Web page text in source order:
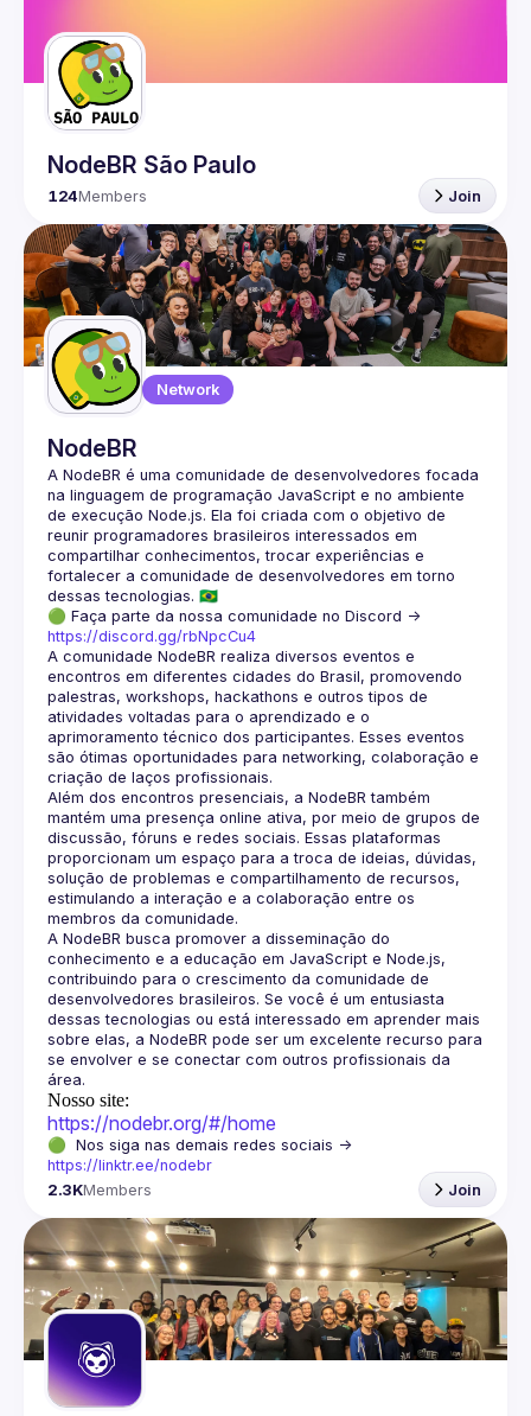
NodeBR São Paulo
124Members Join
Network
NodeBR
A NodeBR é uma comunidade de desenvolvedores focada
na linguagem de programação JavaScript e no ambiente
de execução Node.js. Ela foi criada com o objetivo de
reunir programadores brasileiros interessados em
compartilhar conhecimentos, trocar experiências e
fortalecer a comunidade de desenvolvedores em torno
🟢 Faça parte da nossa comunidade no Discord ->
https://discord.gg/rbNpcCu4
A comunidade NodeBR realiza diversos eventos e
encontros em diferentes cidades do Brasil, promovendo
palestras, workshops, hackathons e outros tipos de
atividades voltadas para o aprendizado e o
aprimoramento técnico dos participantes. Esses eventos
são ótimas oportunidades para networking, colaboração e
Além dos encontros presenciais, a NodeBR também
mantém uma presença online ativa, por meio de grupos de
discussão, fóruns e redes sociais. Essas plataformas
proporcionam um espaço para a troca de ideias, dúvidas,
solução de problemas e compartilhamento de recursos,
estimulando a interação e a colaboração entre os
A NodeBR busca promover a disseminação do
conhecimento e a educação em JavaScript e Node.js,
contribuindo para o crescimento da comunidade de
desenvolvedores brasileiros. Se você é um entusiasta
dessas tecnologias ou está interessado em aprender mais
sobre elas, a NodeBR pode ser um excelente recurso para
se envolver e se conectar com outros profissionais da
Nosso site:
https://nodebr.org/#/home
https://linktr.ee/nodebr
2.3KMembers Join